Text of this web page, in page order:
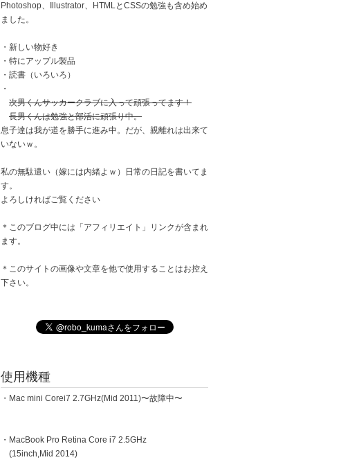
Photoshop、Illustrator、HTMLとCSSの勉強も含め始め
ました。
・新しい物好き
・特にアップル製品
・読書（いろいろ）
・
次男くんサッカークラブに入って頑張ってます！
長男くんは勉強と部活に頑張り中。
息子達は我が道を勝手に進み中。だが、親離れは出来て
いないｗ。
私の無駄遣い（嫁には内緒よｗ）日常の日記を書いてま
す。
よろしければご覧ください
＊このブログ中には「アフィリエイト」リンクが含まれ
ます。
＊このサイトの画像や文章を他で使用することはお控え
下さい。
使用機種
・Mac mini Corei7 2.7GHz(Mid 2011)〜故障中〜
・MacBook Pro Retina Core i7 2.5GHz
(15inch,Mid 2014)